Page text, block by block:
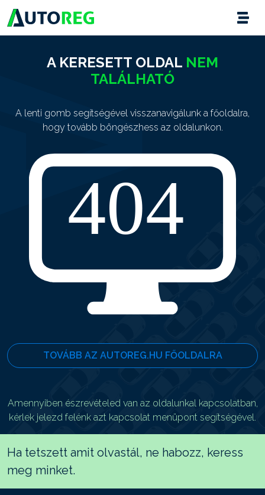
A KERESETT OLDAL NEM
TALÁLHATÓ
A lenti gomb segítségével visszanavigálunk a főoldalra,
hogy tovább böngészhess az oldalunkon.
TOVÁBB AZ AUTOREG.HU FŐOLDALRA
Amennyiben észrevételed van az oldalunkal kapcsolatban,
kérlek jelezd felénk azt kapcsolat menüpont segítségével.
Ha tetszett amit olvastál, ne habozz, keress
meg minket.